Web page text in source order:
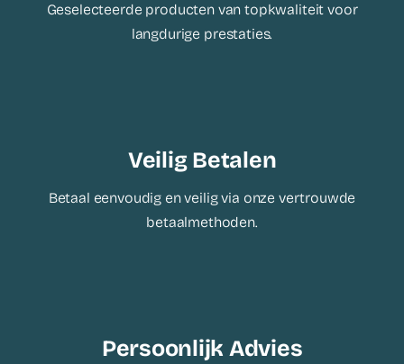
Geselecteerde producten van topkwaliteit voor
langdurige prestaties.
Veilig Betalen
Betaal eenvoudig en veilig via onze vertrouwde
betaalmethoden.
Persoonlijk Advies